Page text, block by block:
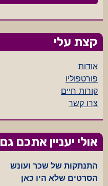
קצת עלי
אודות
פורטפוליו
קורות חיים
צרו קשר
אולי יעניין אתכם גם
התנתקות של שכר ועונש
הסרטים שלא היו כאן